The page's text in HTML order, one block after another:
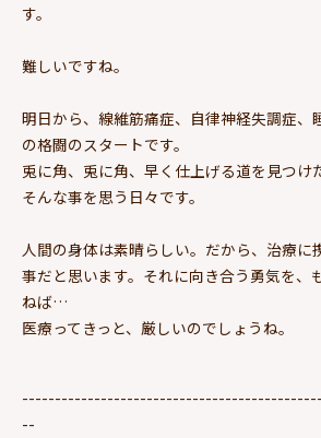
す。
難しいですね。
明日から、線維筋痛症、自律神経失調症、
の格闘のスタートです。
兎に角、兎に角、早く仕上げる道を見つけ
そんな事を思う日々です。
人間の身体は素晴らしい。だから、治療に
事だと思います。それに向き合う勇気を、
ねば…
医療ってきっと、厳しいのでしょうね。
--